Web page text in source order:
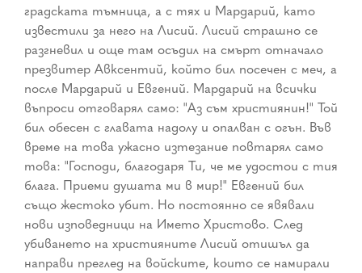
градската тъмница, а с тях и Мардарий, като
известили за него на Лисий. Лисий страшно се
разгневил и още там осъдил на смърт отначало
презвитер Авксентий, който бил посечен с меч, а
после Мардарий и Евгений. Мардарий на всички
въпроси отговарял само: "Аз съм християнин!" Той
бил обесен с главата надолу и опалван с огън. Във
време на това ужасно изтезание повтарял само
това: "Господи, благодаря Ти, че ме удостои с тия
блага. Приеми душата ми в мир!" Евгений бил
също жестоко убит. Но постоянно се явявали
нови изповедници на Името Христово. След
убиването на християните Лисий отишъл да
направи преглед на войските, които се намирали